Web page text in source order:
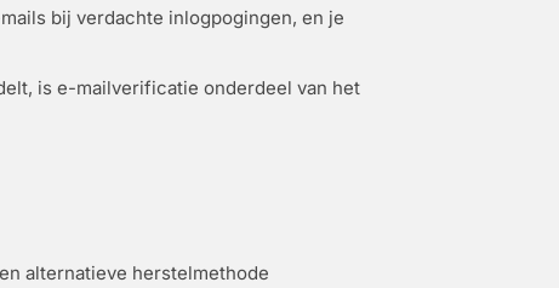
bij verdachte inlogpogingen, en je
is e-mailverificatie onderdeel van het
alternatieve herstelmethode